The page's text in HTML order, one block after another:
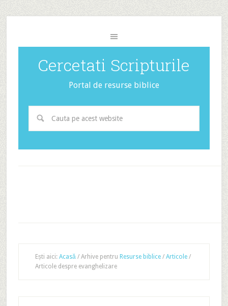
Cercetati Scripturile
Portal de resurse biblice
Ești aici: Acasă /Arhive pentru Resurse biblice / Articole /
Articole despre evanghelizare